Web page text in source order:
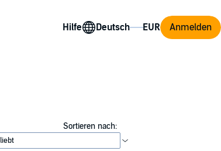
Hilfe Anmelden
Sortieren nach: